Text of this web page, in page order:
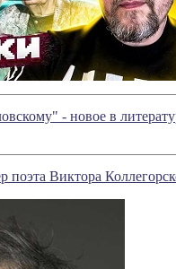
- новое в
поэта Виктора